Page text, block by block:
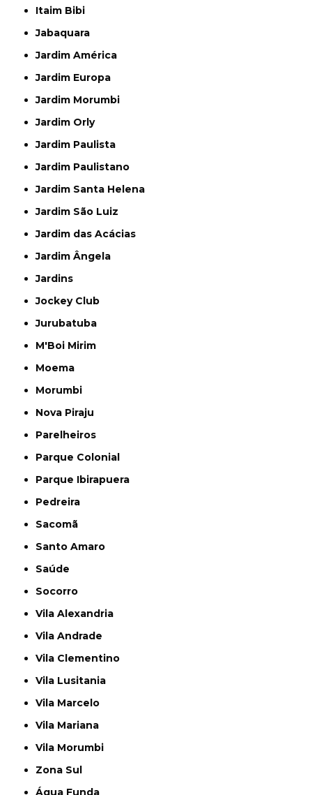
Itaim Bibi
Jabaquara
Jardim América
Jardim Europa
Jardim Morumbi
Jardim Orly
Jardim Paulista
Jardim Paulistano
Jardim Santa Helena
Jardim São Luiz
Jardim das Acácias
Jardim Ângela
Jardins
Jockey Club
Jurubatuba
M'Boi Mirim
Moema
Morumbi
Nova Piraju
Parelheiros
Parque Colonial
Parque Ibirapuera
Pedreira
Sacomã
Santo Amaro
Saúde
Socorro
Vila Alexandria
Vila Andrade
Vila Clementino
Vila Lusitania
Vila Marcelo
Vila Mariana
Vila Morumbi
Zona Sul
Água Funda